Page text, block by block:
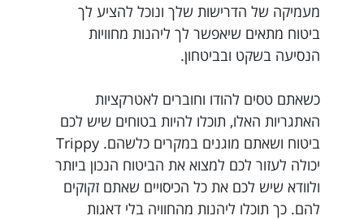
מעמיקה של הדרישות שלך ונוכל להציע לך
ביטוח מתאים שיאפשר לך ליהנות מחוויות
הנסיעה בשקט ובביטחון.
כשאתם טסים להודו וחוברים לאטרקציות
האתגריות האלו, תוכלו להיות בטוחים שיש לכם
ביטוח ושאתם מוגנים במקרים כלשהם. Trippy
יכולה לעזור לכם למצוא את הביטוח הנכון ביותר
ולוודא שיש לכם את כל הכיסויים שאתם זקוקים
להם. כך תוכלו ליהנות מהחוויה בלי דאגות